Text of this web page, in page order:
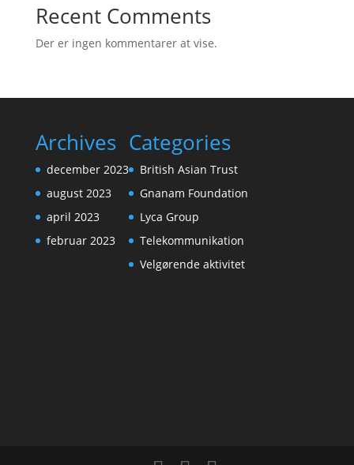
Recent Comments
Der er ingen kommentarer at vise.
Archives
december 2023
august 2023
april 2023
februar 2023
Categories
British Asian Trust
Gnanam Foundation
Lyca Group
Telekommunikation
Velgørende aktivitet